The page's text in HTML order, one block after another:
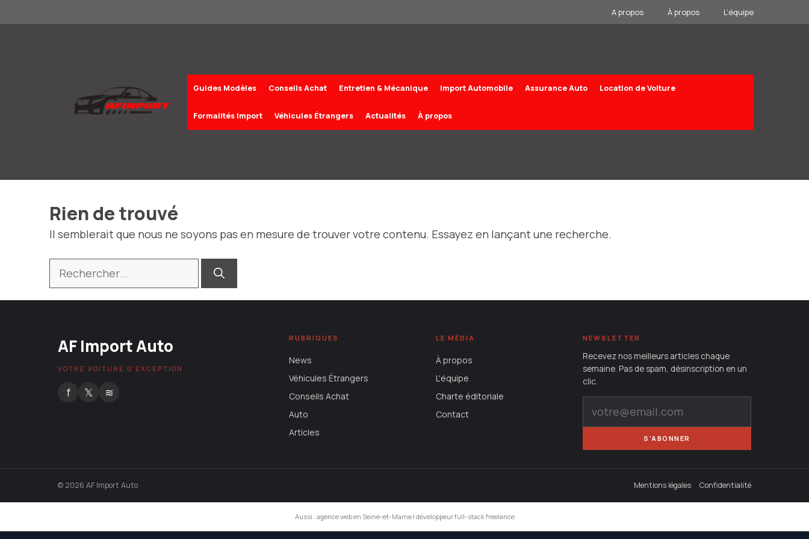
au
A propos À propos L’équipe
Guides Modèles Conseils Achat Entretien & Mécanique Import Automobile Assurance Auto Location de Voiture
Formalités Import Véhicules Étrangers Actualités À propos
Rien de trouvé
Il semblerait que nous ne soyons pas en mesure de trouver votre contenu. Essayez en lançant une recherche.
Rechercher :
AF Import Auto
VOTRE VOITURE D'EXCEPTION
f 𝕏 ≋
RUBRIQUES
News
Véhicules Étrangers
Conseils Achat
Auto
Articles
LE MÉDIA
À propos
L'équipe
Charte éditoriale
Contact
NEWSLETTER
Recevez nos meilleurs articles chaque
semaine. Pas de spam, désinscription en un
clic.
S'ABONNER
© 2026 AF Import Auto Mentions légales Confidentialité
Aussi : agence web en Seine-et-Marne| développeur full-stack freelance